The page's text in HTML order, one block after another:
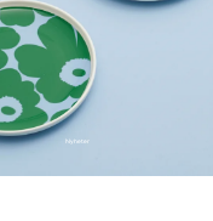
Nyheter